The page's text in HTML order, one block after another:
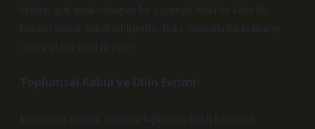
kelime, çok uzak olmayan bir geçmişte belki de kaba bir
hakaret olarak kabul ediliyordu. Peki, zamanla bu kelimeye
olan tepkiler nasıl değişti?
Toplumsal Kabul ve Dilin Evrimi
Kelimenin anlamı, zamanla toplumun farklı kesimleri